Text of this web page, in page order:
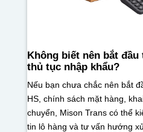
Không biết nên bắt
thủ tục nhập khẩu?
Nếu bạn chưa chắc nên bắt
HS, chính sách mặt hàng,
chuyển, Mison Trans có thể
tin lô hàng và tư vấn hướng